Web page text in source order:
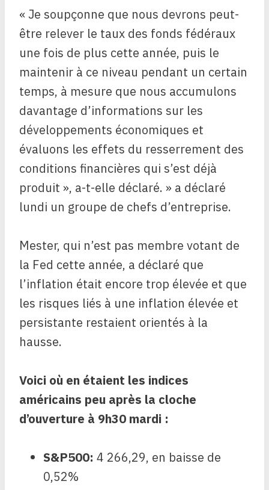
« Je soupçonne que nous devrons peut-
être relever le taux des fonds fédéraux
une fois de plus cette année, puis le
maintenir à ce niveau pendant un certain
temps, à mesure que nous accumulons
davantage d’informations sur les
développements économiques et
évaluons les effets du resserrement des
conditions financières qui s’est déjà
produit », a-t-elle déclaré. » a déclaré
lundi un groupe de chefs d’entreprise.
Mester, qui n’est pas membre votant de
la Fed cette année, a déclaré que
l’inflation était encore trop élevée et que
les risques liés à une inflation élevée et
persistante restaient orientés à la
hausse.
Voici où en étaient les indices
américains peu après la cloche
d’ouverture à 9h30 mardi :
S&P500: 4 266,29, en baisse de
0,52%